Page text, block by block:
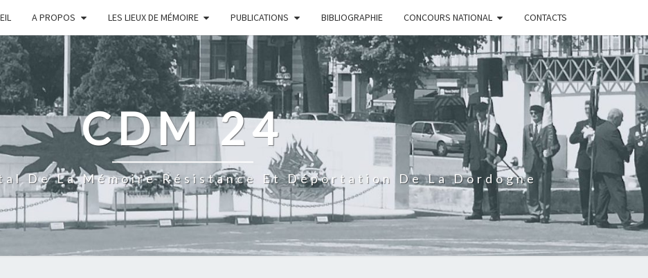
A PROPOS LES LIEUX DE MÉMOIRE PUBLICATIONS BIBLIOGRAPHIE CONCOURS NATIONAL CONTACTS
CDM 24
De La Mémoire Résistance Et Déportation De La Dordogne